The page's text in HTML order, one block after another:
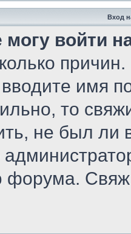
Вход
могу войти
имя
то
не был ли
форума.